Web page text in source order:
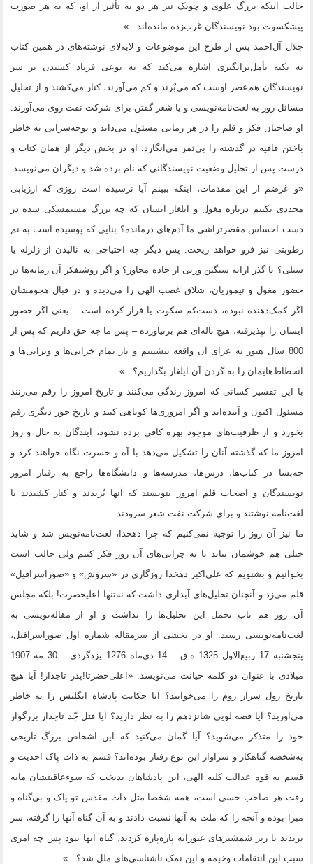
جالب اینکه بزرگ علوی و چوبک نیز هر دو به تأثیر از او، که به هر صورت
پیشکسوت بود نویسندگان غرب‌زده مانده‌اند...»
جلال آل‌احمد پس از طرح این موضوعات و لابه‌لای نوشته‌های در همین کتاب
به نکته تأمل‌برانگیزی اشاره می‌کند که به نوعی فریاد کشیدن بر سر
نویسندگان هم‌عصر اوست که می‌بٌرند و کم می‌آورند، کنار می‌کشند و از تحلیل
مسائل روز به لغت‌نامه‌نویسی و یا شعر گفتن برای شرکت نفت روی می‌آورند.
او صاحبان فکر و قلم را در هر زمانی مسئول می‌داند و نوحه‌سرایی به خاطر
باختن قافیه در گذشته را بی‌ثمر می‌انگارد. او در بخش دیگر از همان کتاب و
درست پس از تحلیل وضعیت نویسندگانی که نام برده شد و دیگران می‌نویسد:
«و غرضم از این مقدمات، اینکه ببینم آیا نرسیده است روزی که ارزیابی
مجددی بکنیم درباره مغول و ایلغار ایشان که چه بزرگ مستمسکی شده در
دست احساس مقصرتراشی ما آدم‌های درمانده؟ بنایی که پوسیده است به نم
رطوبتی نیز فرو خواهد ریخت. پس دیگر چه احتیاجی به نالیدن از زلزله یا
سیلی؟ یا گذر ارابه سنگین وزنی از جاده مجاور؟ و اگر روشنفکر آن زمانه‌ها در
حضور مغول و تیموریان، شلاق غضب الهی را می‌دیده و در قبال هجومشان
اگر کمک‌دهنده نبوده، دست‌کم سکوت یا فرار کرده است – یعنی اگر حضور
ایشان را نپذیرفته، هیچ ناله‌ای هم برنیاورده – پس ما چه حق داریم که پس از
800 سال هنوز به عزای آن واقعه بنشینیم و بار تمام خرابی‌ها و ویرانی‌ها و
انحطاط‌هایمان را به گردن آن ایلغار بگذاریم؟...»
با این تفسیر کسانی که امروز زندگی می‌کنند و تاریخ امروز را رقم می‌زنند
مسئول اکنون و آینده‌اند و اگر امروزی‌ها کوتاهی کنند و تاریخ جور دیگری رقم
بخورد و از ظرفیت‌های موجود بهره کافی برده نشود، آیندگان به حال و روز
امروز ما که گذشته آنان را تشکیل می‌دهد با آه و حسرت نگاه خواهند کرد و
چه‌بسا در کتاب‌ها، درس‌ها، مدرسه‌ها و دانشگاه‌ها راجع به رفتار امروز
نویسندگان و اصحاب قلم امروز بنویسند که آنها بٌریدند و کنار کشیدند یا
لغت‌نامه نوشتند و برای شرکت نفت شعر سرودند.
ما نیز آن روز را توجیه نمی‌کنیم که چرا دهخدا، لغت‌نامه‌نویس شد و شاید
خیلی هم خوشمان نیاید تا به چرایی‌های آن روز فکر کنیم ولی جالب است
بخوانیم و بشنویم که علی‌اکبر دهخدا روزگاری در «سروش» و «صوراسرافیل»
قلم می‌زد و آنچنان تحلیل‌های آبداری داشت که نه‌تنها اعلیحضرت! بلکه مجلس
آن روز هم تاب تحمل این تحلیل‌ها را نداشت و او از مقاله‌نویسی به
لغت‌نامه‌نویسی رسید. او در بخشی از سرمقاله شماره اول صوراسرافیل،
پنجشنبه 17 ربیع‌الاول 1325 ه.ق – 14 دی‌ماه 1276 یزدگردی – 30 مه 1907
میلادی با عنوان دو کلمه خیانت می‌نویسد: «اعلی‌حضرتا!‌پدر تاجدار!‍ آیا هیچ
تاریخ ژول سزار روم را می‌خوانید؟ آیا حکایت پادشاه انگلیس را به خاطر
می‌آورید؟ آیا قصه لویی شانزدهم را به نظر دارید؟ آیا قتل جّد تاجدار بزرگوار
خود را متذکر می‌شوید؟ آیا گمان می‌کنید که این اشخاص بزرگ تاریخی
به‌شخصه گناهکار و سزاوار این نوع رفتار بوده‌اند؟ قسم به ذات پاک احدیت و
قسم به قوه عدالت کلیه الهی، این پادشاهان بدبخت که سوءعاقبتشان مایه
رقت هر صاحب حسی است، همه شخصا مثل ذات مقدس تو پاک و بی‌گناه و
مبرا بوده و آنچه را که ملت به آنها نسبت دادند و به آن گناه آنها را گرفته، سر
بریدند یا زیر شمشیرهای غیورانه پاره‌پاره کردند، گناه آنها نبود پس چه امری
سبب این انتقامات وخیمه و این نمک ناشناسی‌های ملل شد؟...»